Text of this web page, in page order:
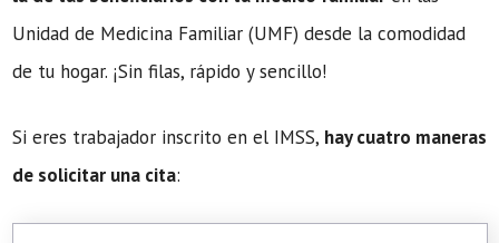
Unidad de Medicina Familiar (UMF) desde la comodidad
de tu hogar. ¡Sin filas, rápido y sencillo!
Si eres trabajador inscrito en el IMSS, hay cuatro maneras
de solicitar una cita: